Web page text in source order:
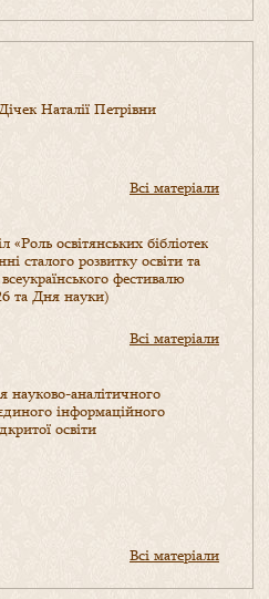
Наталії Петрівни
Всі матеріали
«Роль освітянських бібліотек
сталого розвитку освіти та
фестивалю
та Дня науки)
Всі матеріали
науково-аналітичного
інформаційного
освіти
Всі матеріали